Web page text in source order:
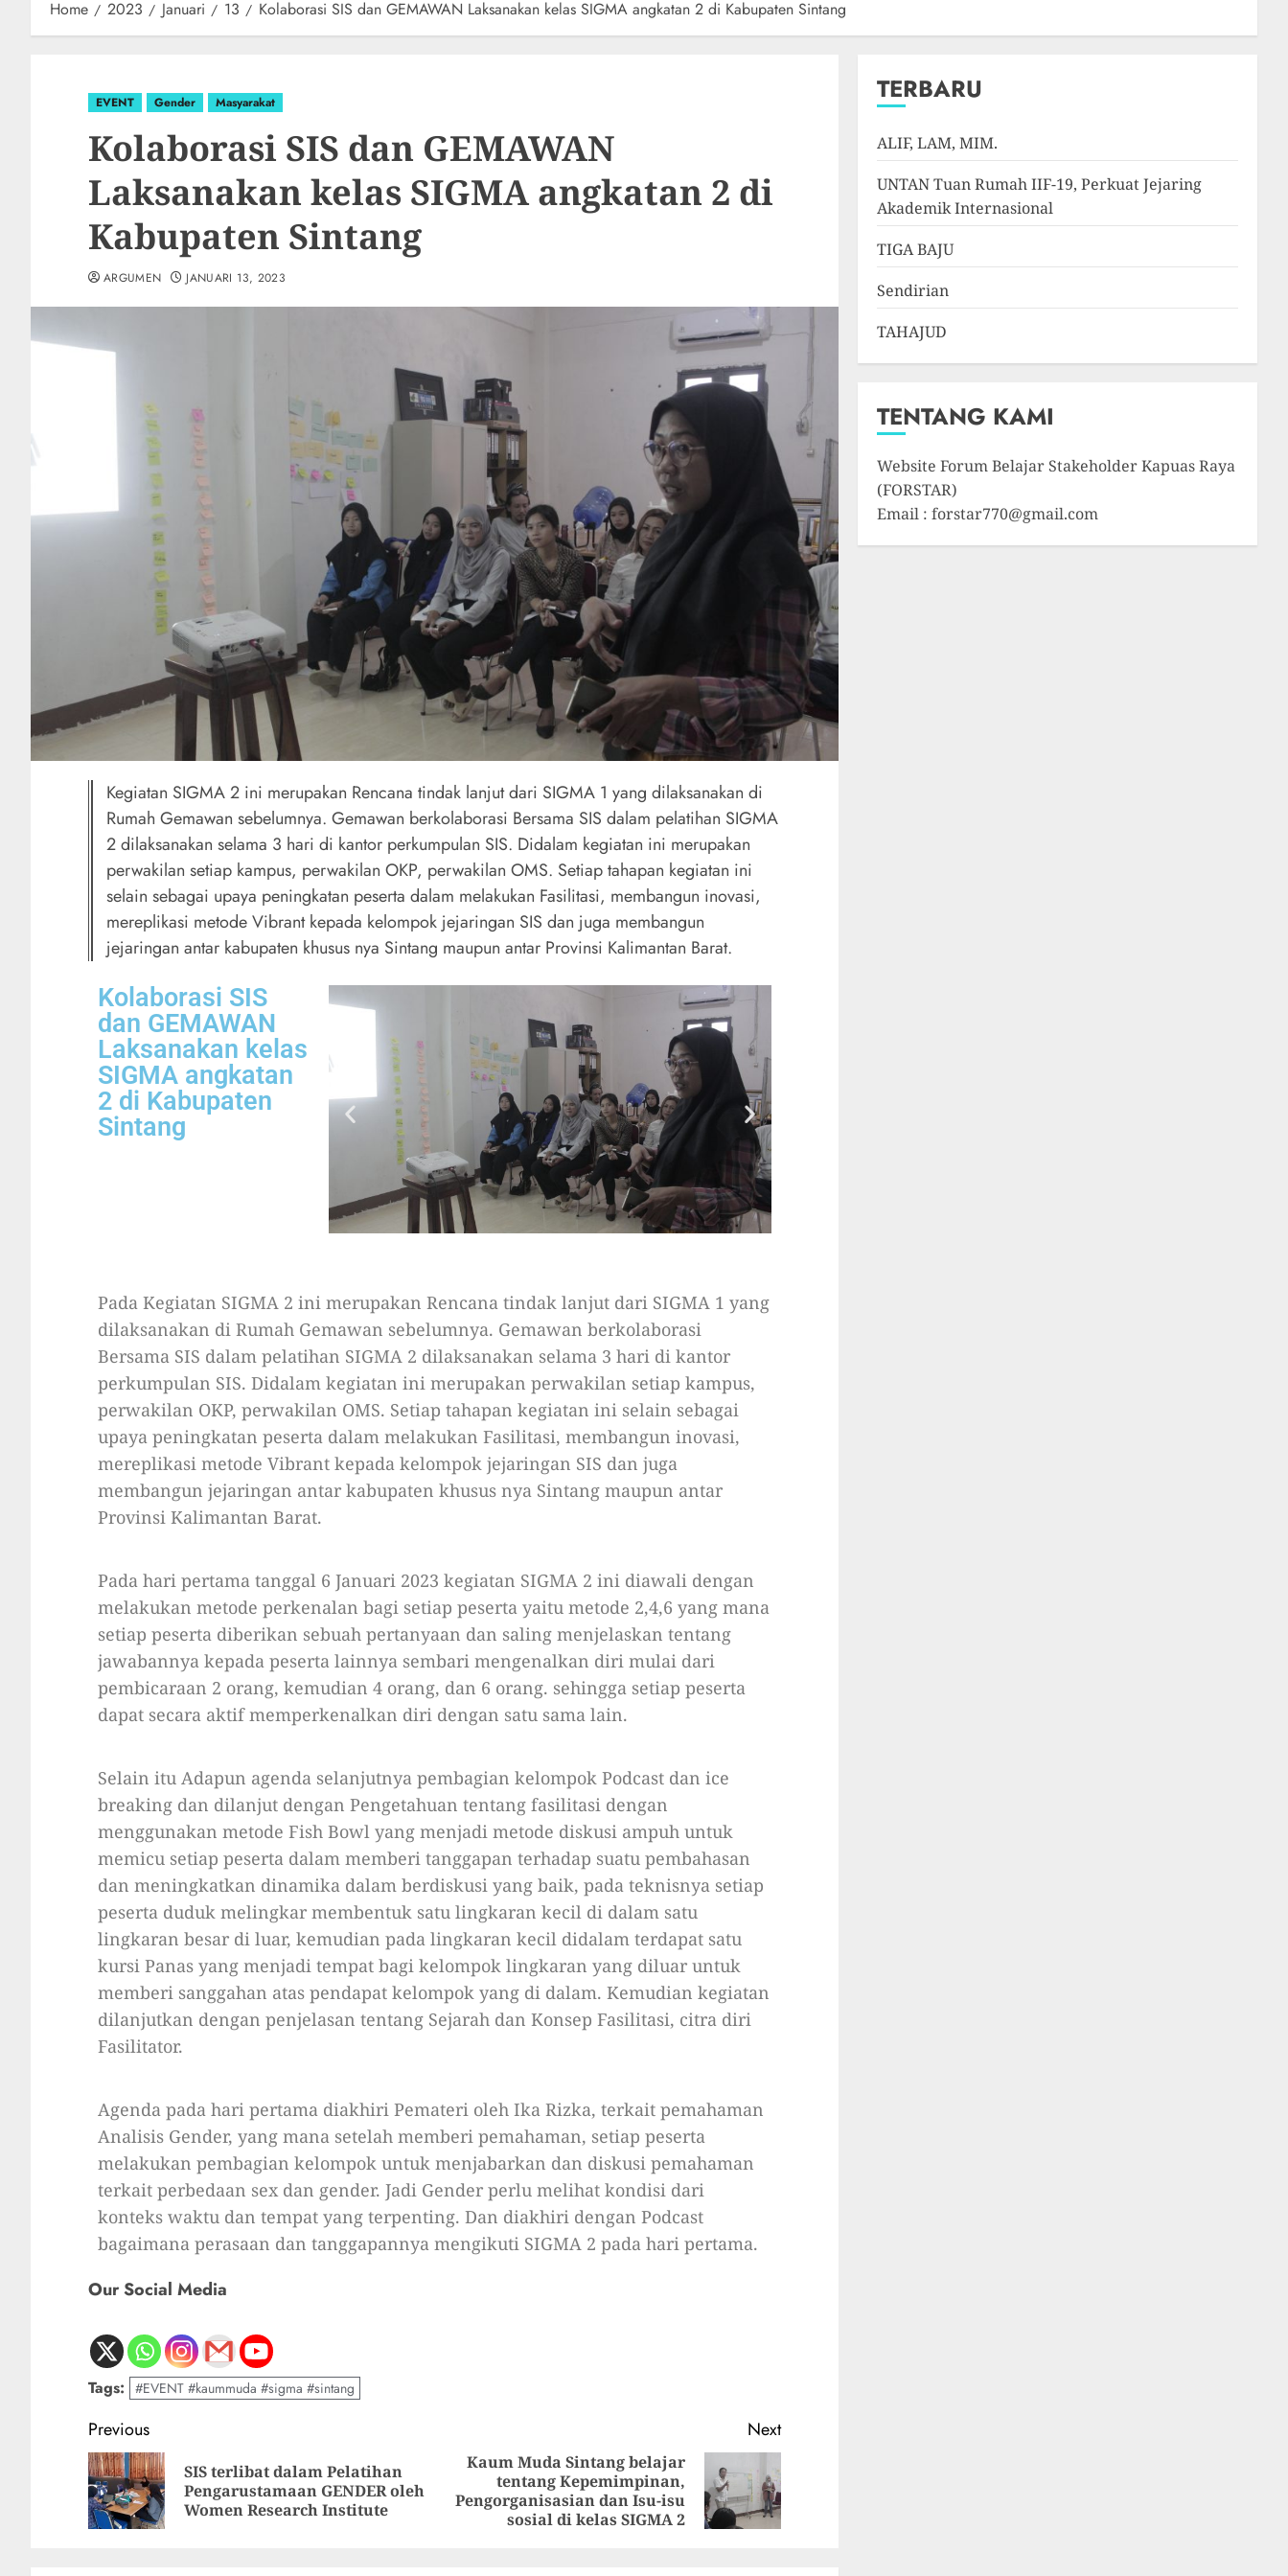
Home 2023 Januari 13 Kolaborasi SIS dan GEMAWAN Laksanakan kelas SIGMA angkatan 2 di Kabupaten Sintang
EVENT Gender Masyarakat
Kolaborasi SIS dan GEMAWAN
Laksanakan kelas SIGMA angkatan 2 di
Kabupaten Sintang
ARGUMEN JANUARI 13, 2023
Kegiatan SIGMA 2 ini merupakan Rencana tindak lanjut dari SIGMA 1 yang dilaksanakan di
Rumah Gemawan sebelumnya. Gemawan berkolaborasi Bersama SIS dalam pelatihan SIGMA
2 dilaksanakan selama 3 hari di kantor perkumpulan SIS. Didalam kegiatan ini merupakan
perwakilan setiap kampus, perwakilan OKP, perwakilan OMS. Setiap tahapan kegiatan ini
selain sebagai upaya peningkatan peserta dalam melakukan Fasilitasi, membangun inovasi,
mereplikasi metode Vibrant kepada kelompok jejaringan SIS dan juga membangun
jejaringan antar kabupaten khusus nya Sintang maupun antar Provinsi Kalimantan Barat.
Kolaborasi SIS
dan GEMAWAN
Laksanakan kelas
SIGMA angkatan
2 di Kabupaten
Sintang
Pada Kegiatan SIGMA 2 ini merupakan Rencana tindak lanjut dari SIGMA 1 yang
dilaksanakan di Rumah Gemawan sebelumnya. Gemawan berkolaborasi
Bersama SIS dalam pelatihan SIGMA 2 dilaksanakan selama 3 hari di kantor
perkumpulan SIS. Didalam kegiatan ini merupakan perwakilan setiap kampus,
perwakilan OKP, perwakilan OMS. Setiap tahapan kegiatan ini selain sebagai
upaya peningkatan peserta dalam melakukan Fasilitasi, membangun inovasi,
mereplikasi metode Vibrant kepada kelompok jejaringan SIS dan juga
membangun jejaringan antar kabupaten khusus nya Sintang maupun antar
Provinsi Kalimantan Barat.
Pada hari pertama tanggal 6 Januari 2023 kegiatan SIGMA 2 ini diawali dengan
melakukan metode perkenalan bagi setiap peserta yaitu metode 2,4,6 yang mana
setiap peserta diberikan sebuah pertanyaan dan saling menjelaskan tentang
jawabannya kepada peserta lainnya sembari mengenalkan diri mulai dari
pembicaraan 2 orang, kemudian 4 orang, dan 6 orang. sehingga setiap peserta
dapat secara aktif memperkenalkan diri dengan satu sama lain.
Selain itu Adapun agenda selanjutnya pembagian kelompok Podcast dan ice
breaking dan dilanjut dengan Pengetahuan tentang fasilitasi dengan
menggunakan metode Fish Bowl yang menjadi metode diskusi ampuh untuk
memicu setiap peserta dalam memberi tanggapan terhadap suatu pembahasan
dan meningkatkan dinamika dalam berdiskusi yang baik, pada teknisnya setiap
peserta duduk melingkar membentuk satu lingkaran kecil di dalam satu
lingkaran besar di luar, kemudian pada lingkaran kecil didalam terdapat satu
kursi Panas yang menjadi tempat bagi kelompok lingkaran yang diluar untuk
memberi sanggahan atas pendapat kelompok yang di dalam. Kemudian kegiatan
dilanjutkan dengan penjelasan tentang Sejarah dan Konsep Fasilitasi, citra diri
Fasilitator.
Agenda pada hari pertama diakhiri Pemateri oleh Ika Rizka, terkait pemahaman
Analisis Gender, yang mana setelah memberi pemahaman, setiap peserta
melakukan pembagian kelompok untuk menjabarkan dan diskusi pemahaman
terkait perbedaan sex dan gender. Jadi Gender perlu melihat kondisi dari
konteks waktu dan tempat yang terpenting. Dan diakhiri dengan Podcast
bagaimana perasaan dan tanggapannya mengikuti SIGMA 2 pada hari pertama.
Our Social Media
Tags: #EVENT #kaummuda #sigma #sintang
Previous
SIS terlibat dalam Pelatihan
Pengarustamaan GENDER oleh
Women Research Institute
Next
Kaum Muda Sintang belajar
tentang Kepemimpinan,
Pengorganisasian dan Isu-isu
sosial di kelas SIGMA 2
TERBARU
ALIF, LAM, MIM.
UNTAN Tuan Rumah IIF-19, Perkuat Jejaring
Akademik Internasional
TIGA BAJU
Sendirian
TAHAJUD
TENTANG KAMI
Website Forum Belajar Stakeholder Kapuas Raya
(FORSTAR)
Email : forstar770@gmail.com